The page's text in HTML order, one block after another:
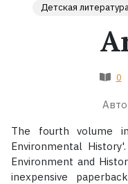
книги
Экранизации
Детская
0
The fourth volume
Environmental
Environment and
inexpensive